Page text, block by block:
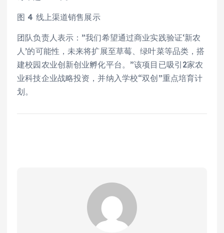
图 4 线上渠道销售展示
团队负责人表示：”我们希望通过商业实践验证‘新农
人’的可能性，未来将扩展至草莓、绿叶菜等品类，搭
建校园农业创新创业孵化平台。”该项目已吸引2家农
业科技企业战略投资，并纳入学校“双创”重点培育计
划。